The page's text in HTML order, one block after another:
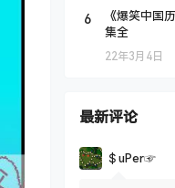
6
《爆笑中国历
集全
22年3月4日
最新评论
＄uΡer☞